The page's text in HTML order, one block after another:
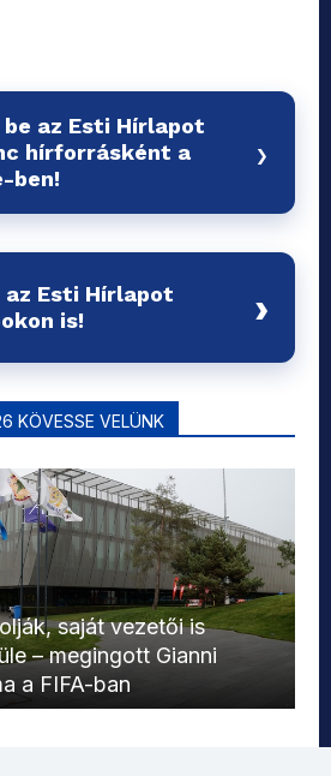
az Esti Hírlapot
hírforrásként a
ben!
›
az Esti Hírlapot
is!
›
KÖVESSE VELÜNK
saját vezetői is
– megingott Gianni
a FIFA-ban